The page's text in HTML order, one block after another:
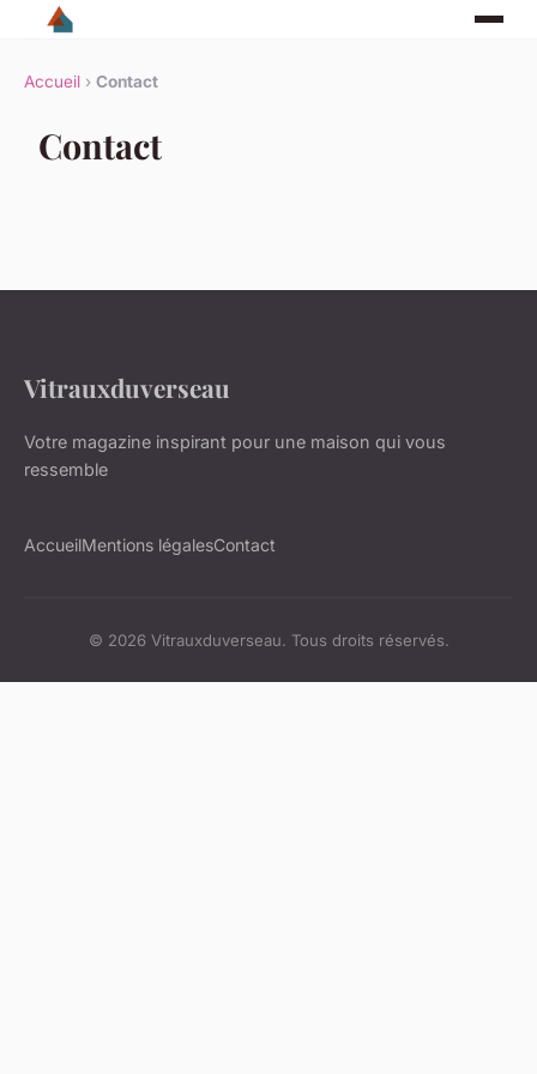
Accueil › Contact
Contact
Vitrauxduverseau
Votre magazine inspirant pour une maison qui vous
ressemble
AccueilMentions légalesContact
© 2026 Vitrauxduverseau. Tous droits réservés.